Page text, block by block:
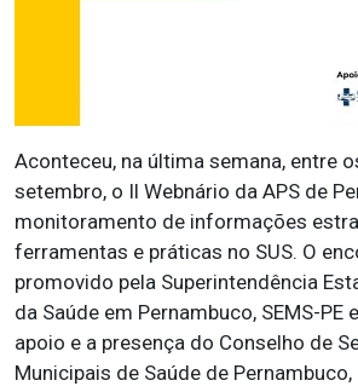
Aconteceu, na última semana, entre
setembro, o Il Webnário da APS de
monitoramento de informações
ferramentas e práticas no SUS. O
promovido pela Superintendência
da Saúde em Pernambuco, SEMS-PE
apoio e a presença do Conselho de
Municipais de Saúde de Pernambuco,